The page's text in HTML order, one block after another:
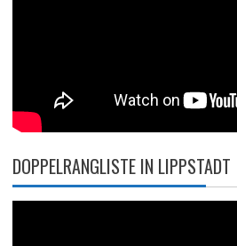
DOPPELRANGLISTE IN LIPPSTADT